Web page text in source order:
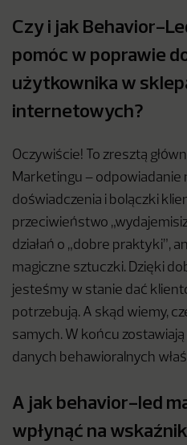
Czy i jak Behavior-
pomóc w poprawie
użytkownika w
internetowych?
Oczywiście! To zresztą
Marketingu – odpowiadanie
doświadczenia i bolączki
przeciwieństwo
działań o „dobre praktyki”,
magiczne sztuczki. Dzięki
jesteśmy w stanie dać
potrzebują. A skąd wiemy,
samych. W końcu
danych behawioralnych
A jak behavior-led
wpłynąć na